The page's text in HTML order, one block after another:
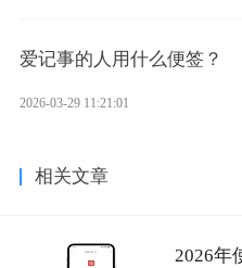
爱记事的人用什么便签？
2026-03-29 11:21:01
相关文章
2026年